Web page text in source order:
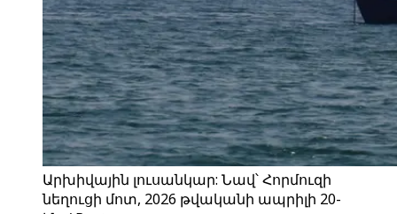
Արխիվային լուսանկար: Նավ՝ Հորմուզի
նեղուցի մոտ, 2026 թվականի ապրիլի 20-